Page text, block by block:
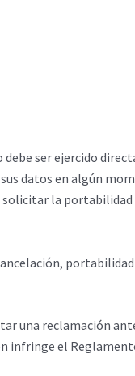
debe ser ejercido
datos en algún
la
una reclamación
infringe el